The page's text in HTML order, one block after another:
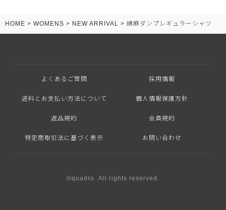
HOME WOMENS NEW ARRIVAL 綿麻ダンプレギュラーシャツ
よくあるご質問 採用情報
送料とお支払い方法について 個人情報保護方針
返品規約 会員規約
特定商取引法に基づく表示 お問い合わせ
©quadro .All rights reserved.